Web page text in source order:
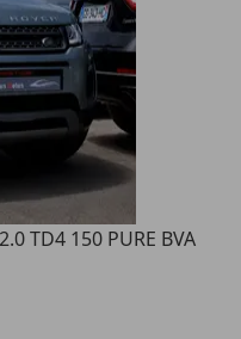
2.0 TD4 150 PURE BVA